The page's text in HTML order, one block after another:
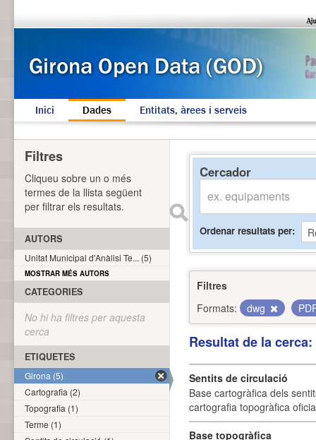
Inici Dades Entitats, àrees i serveis
Cercador
Ordenar resultats per
Filtres
Formats:
dwg
Resultat de la
Sentits de circulació
Base cartogràfica dels
cartografia topogràfica
Base topogràfica
Filtres
Cliqueu sobre un o més
termes de la llista següent
per filtrar els resultats.
AUTORS
Unitat Municipal d'Anàlisi Te... (5)
MOSTRAR MÉS AUTORS
CATEGORIES
No hi ha filtres per aquesta
cerca
ETIQUETES
Girona (5)
Cartografia (2)
Topografia (1)
Terme (1)